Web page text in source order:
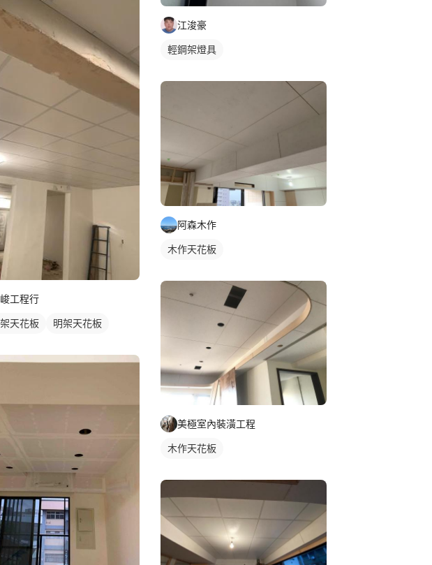
工程行
天花板 明架天花板
江浚豪
輕鋼架燈具
阿森木作
木作天花板
美極室內裝潢工程
木作天花板